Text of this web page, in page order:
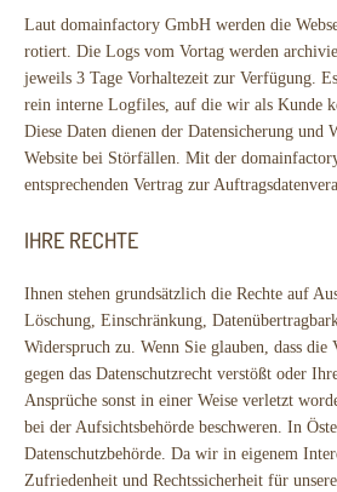
Laut domainfactory GmbH werden die
rotiert. Die Logs vom Vortag werden
jeweils 3 Tage Vorhaltezeit zur Verfügung.
rein interne Logfiles, auf die wir als Kunde
Diese Daten dienen der Datensicherung und
Website bei Störfällen. Mit der
entsprechenden Vertrag zur
IHRE RECHTE
Ihnen stehen grundsätzlich die Rechte auf
Löschung, Einschränkung,
Widerspruch zu. Wenn Sie glauben, dass die
gegen das Datenschutzrecht verstößt oder
Ansprüche sonst in einer Weise verletzt
bei der Aufsichtsbehörde beschweren. In
Datenschutzbehörde. Da wir in eigenem
Zufriedenheit und Rechtssicherheit für